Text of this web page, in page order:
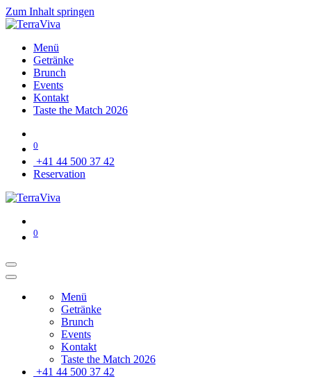
Zum Inhalt springen
Menü
Getränke
Brunch
Events
Kontakt
Taste the Match 2026
0
+41 44 500 37 42
Reservation
0
Menü
Getränke
Brunch
Events
Kontakt
Taste the Match 2026
+41 44 500 37 42